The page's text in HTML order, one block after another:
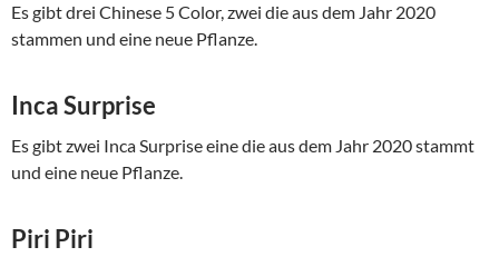
Es gibt drei Chinese 5 Color, zwei die aus dem Jahr 2020
stammen und eine neue Pflanze.
Inca Surprise
Es gibt zwei Inca Surprise eine die aus dem Jahr 2020 stammt
und eine neue Pflanze.
Piri Piri